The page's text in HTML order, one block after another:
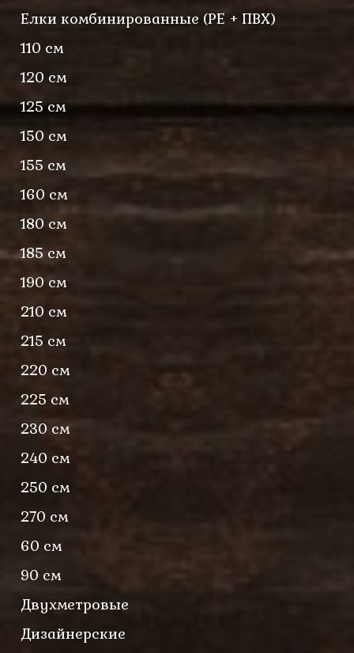
Елки комбинированные (PE + ПВХ)
110 см
120 см
125 см
150 см
155 см
160 см
180 см
185 см
190 см
210 см
215 см
220 см
225 см
230 см
240 см
250 см
270 см
60 см
90 см
Двухметровые
Дизайнерские